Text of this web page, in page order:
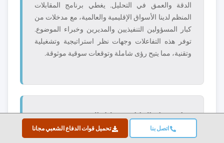
اتصل بنا تحميل قوات الدفاع الشعبي مجانا
الدقة والعمق في التحليل. يغطي برنامج المقابلات
المنظم لدينا الأسواق الإقليمية والعالمية، مع مدخلات من
كبار المسؤولين التنفيذيين والمديرين وخبراء الموضوع.
توفر هذه التفاعلات وجهات نظر استراتيجية وتشغيلية
وتقنية، مما يتيح رؤى شاملة وتوقعات سوقية موثوقة.
3. استخراج البيانات وتحليل السوق
يعد استخراج البيانات جزءاً أساسياً من عملية البحث